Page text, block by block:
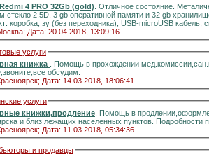
4 PRO 32Gb (gold) . Отличное состояние.
стекло 2.5D, 3 gb оперативной памяти и 32 gb
коробка, зу (без переходника), USB-microUSB
Дата: 20.04.2018, 13:09:16
услуги
книжка
. Помощь в прохождении
обсудим.
Дата: 14.03.2018, 18:06:41
услуги
книжки,продление . Помощь в
и близ лежащих населенных пунктов.
Дата: 11.03.2018, 05:34:36
и продавцы